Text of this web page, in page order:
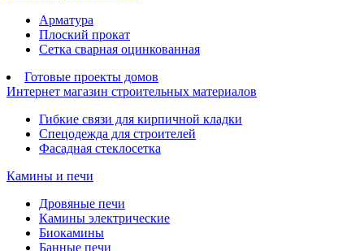
Арматура
Плоский прокат
Сетка сварная оцинкованная
Готовые проекты домов
Интернет магазин строительных материалов
Гибкие связи для кирпичной кладки
Спецодежда для строителей
Фасадная стеклосетка
Камины и печи
Дровяные печи
Камины электрические
Биокамины
Банные печи